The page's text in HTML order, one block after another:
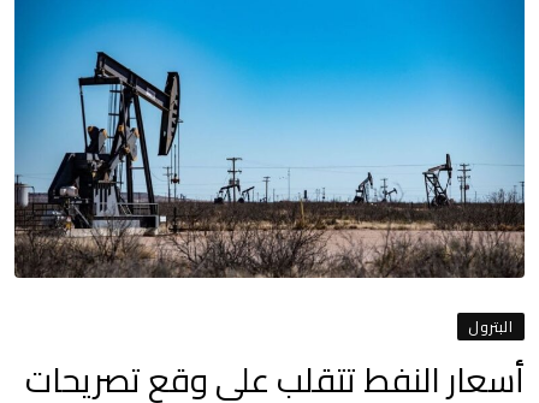
البترول
أسعار النفط تتقلب على وقع تصريحات